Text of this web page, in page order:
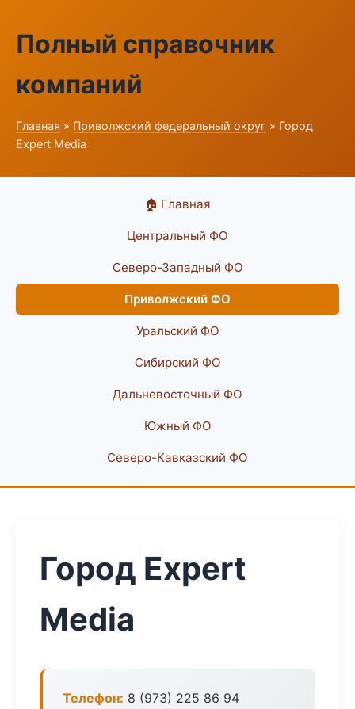
Полный справочник
компаний
Главная » Приволжский федеральный округ » Город
Expert Media
🏠 Главная
Центральный ФО
Северо-Западный ФО
Приволжский ФО
Уральский ФО
Сибирский ФО
Дальневосточный ФО
Южный ФО
Северо-Кавказский ФО
Город Expert
Media
Телефон: 8 (973) 225 86 94